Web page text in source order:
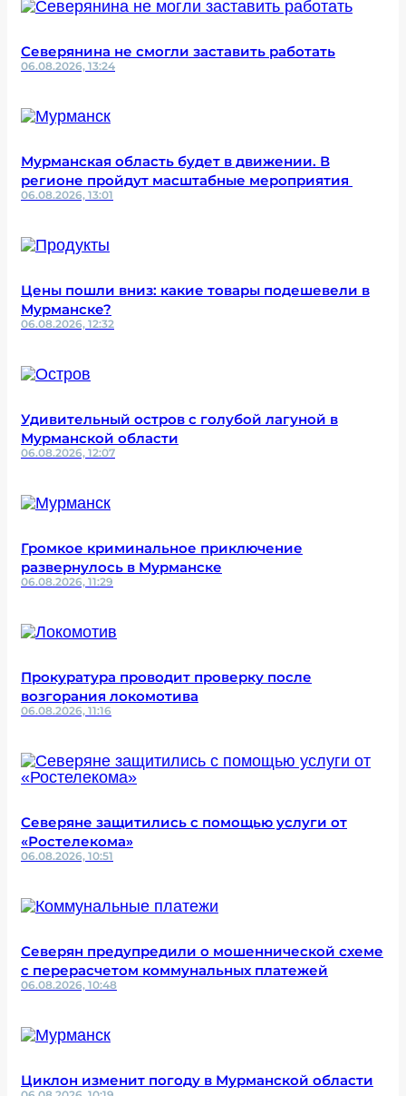
Северянина не смогли заставить работать
06.08.2026, 13:24
Мурманская область будет в движении. В
регионе пройдут масштабные мероприятия
06.08.2026, 13:01
Цены пошли вниз: какие товары подешевели в
Мурманске?
06.08.2026, 12:32
Удивительный остров с голубой лагуной в
Мурманской области
06.08.2026, 12:07
Громкое криминальное приключение
развернулось в Мурманске
06.08.2026, 11:29
Прокуратура проводит проверку после
возгорания локомотива
06.08.2026, 11:16
Северяне защитились с помощью услуги от
«Ростелекома»
06.08.2026, 10:51
Северян предупредили о мошеннической схеме
с перерасчетом коммунальных платежей
06.08.2026, 10:48
Циклон изменит погоду в Мурманской области